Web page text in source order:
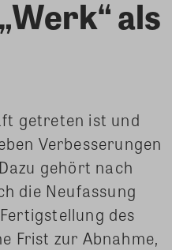
als
getreten ist und
Verbesserungen
gehört nach
die Neufassung
des
Frist zur Abnahme,